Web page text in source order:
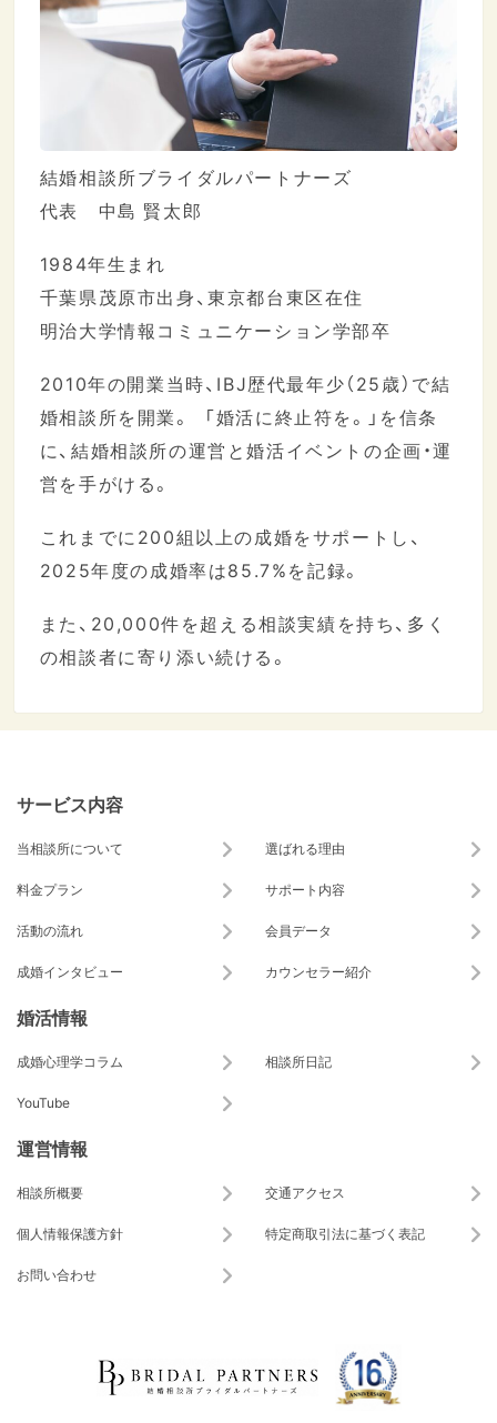
結婚相談所ブライダルパートナーズ
代表 中島 賢太郎
1984年生まれ
千葉県茂原市出身、東京都台東区在住
明治大学情報コミュニケーション学部卒
2010年の開業当時、IBJ歴代最年少（25歳）で結
婚相談所を開業。 「婚活に終止符を。」を信条
に、結婚相談所の運営と婚活イベントの企画・運
営を手がける。
これまでに200組以上の成婚をサポートし、
2025年度の成婚率は85.7%を記録。
また、20,000件を超える相談実績を持ち、多く
の相談者に寄り添い続ける。
サービス内容
当相談所について 選ばれる理由
料金プラン サポート内容
活動の流れ 会員データ
成婚インタビュー カウンセラー紹介
婚活情報
成婚心理学コラム 相談所日記
YouTube
運営情報
相談所概要 交通アクセス
個人情報保護方針 特定商取引法に基づく表記
お問い合わせ